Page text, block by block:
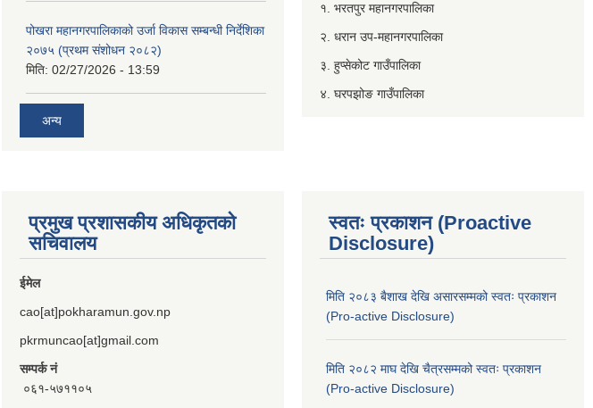
पोखरा महानगरपालिकाको उर्जा विकास सम्बन्धी निर्देशिका
२०७५ (प्रथम संशोधन २०८२)
मिति: 02/27/2026 - 13:59
अन्य
१. भरतपुर महानगरपालिका
२. धरान उप-महानगरपालिका
३. हुप्सेकोट गाउँपालिका
४. घरपझोङ गाउँपालिका
प्रमुख प्रशासकीय अधिकृतको
सचिवालय
ईमेल
cao[at]pokharamun.gov.np
pkrmuncao[at]gmail.com
सम्पर्क नं
०६१-५७११०५
स्वतः प्रकाशन (Proactive
Disclosure)
मिति २०८३ बैशाख देखि असारसम्मको स्वतः प्रकाशन
(Pro-active Disclosure)
मिति २०८२ माघ देखि चैत्रसम्मको स्वतः प्रकाशन
(Pro-active Disclosure)